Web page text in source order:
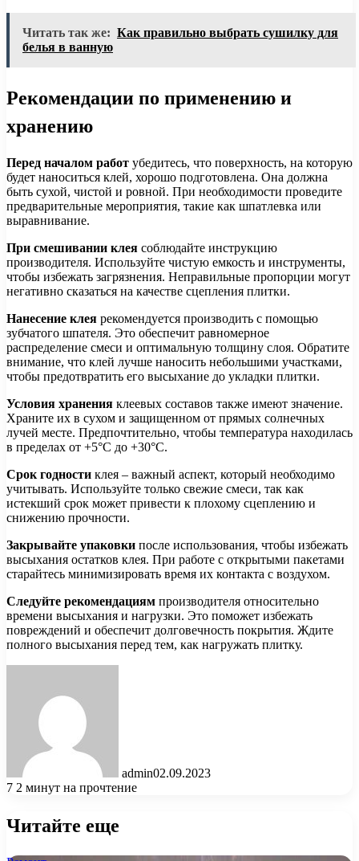
Читать так же: Как правильно выбрать сушилку для
белья в ванную
Рекомендации по применению и
хранению
Перед началом работ убедитесь, что поверхность, на которую
будет наноситься клей, хорошо подготовлена. Она должна
быть сухой, чистой и ровной. При необходимости проведите
предварительные мероприятия, такие как шпатлевка или
выравнивание.
При смешивании клея соблюдайте инструкцию
производителя. Используйте чистую емкость и инструменты,
чтобы избежать загрязнения. Неправильные пропорции могут
негативно сказаться на качестве сцепления плитки.
Нанесение клея рекомендуется производить с помощью
зубчатого шпателя. Это обеспечит равномерное
распределение смеси и оптимальную толщину слоя. Обратите
внимание, что клей лучше наносить небольшими участками,
чтобы предотвратить его высыхание до укладки плитки.
Условия хранения клеевых составов также имеют значение.
Храните их в сухом и защищенном от прямых солнечных
лучей месте. Предпочтительно, чтобы температура находилась
в пределах от +5°C до +30°C.
Срок годности клея – важный аспект, который необходимо
учитывать. Используйте только свежие смеси, так как
истекший срок может привести к плохому сцеплению и
снижению прочности.
Закрывайте упаковки после использования, чтобы избежать
высыхания остатков клея. При работе с открытыми пакетами
старайтесь минимизировать время их контакта с воздухом.
Следуйте рекомендациям производителя относительно
времени высыхания и нагрузки. Это поможет избежать
повреждений и обеспечит долговечность покрытия. Ждите
полного высыхания перед тем, как нагружать плитку.
admin02.09.2023
7 2 минут на прочтение
Читайте еще